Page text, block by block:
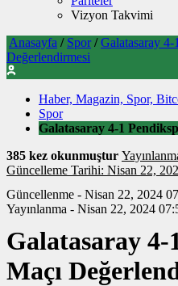
Vizyon Takvimi
Anasayfa / Spor / Galatasaray 4-
Değerlendirmesi
Haber, Magazin, Spor,
Spor
Galatasaray 4-1
385 kez okunmuştur
Güncelleme Tarihi: Nisan 22,
Güncellenme - Nisan 22, 2024
Yayınlanma - Nisan 22, 2024
Galatasaray
Maçı